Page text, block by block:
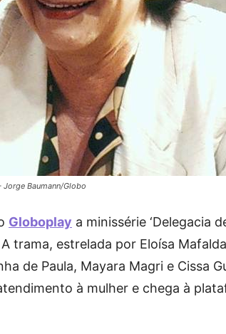
Baumann/Globo
Globoplay a minissérie ‘Delegacia
trama, estrelada por Eloísa
de Paula, Mayara Magri e Cissa
à mulher e chega à